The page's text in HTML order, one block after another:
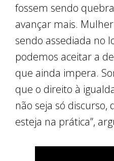
fossem sendo
avançar mais.
sendo assediada no
podemos aceitar a
que ainda impera.
que o direito à
não seja só
esteja na prática”,